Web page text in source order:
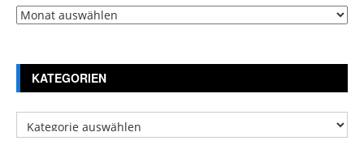
Archiv
KATEGORIEN
Kategorien